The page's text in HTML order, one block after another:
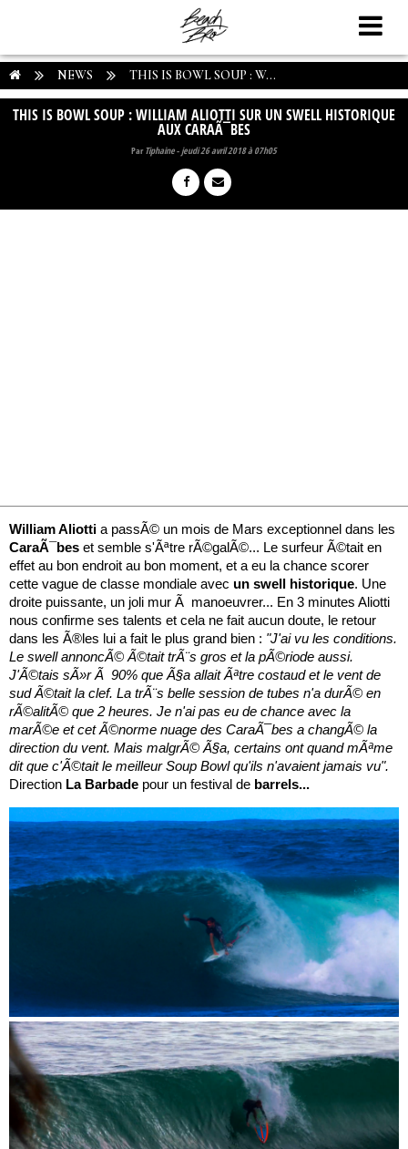
NEWS THIS IS BOWL SOUP : W...
THIS IS BOWL SOUP : WILLIAM ALIOTTI SUR UN SWELL HISTORIQUE
AUX CARAÃ¯BES
ParTiphaine-jeudi 26 avril 2018 à 07h05
William Aliotti a passÃ© un mois de Mars exceptionnel dans les
CaraÃ¯bes et semble s'Ãªtre rÃ©galÃ©... Le surfeur Ã©tait en
effet au bon endroit au bon moment, et a eu la chance scorer
cette vague de classe mondiale avec un swell historique. Une
droite puissante, un joli mur Ã manoeuvrer... En 3 minutes Aliotti
nous confirme ses talents et cela ne fait aucun doute, le retour
dans les Ã®les lui a fait le plus grand bien : "J'ai vu les conditions.
Le swell annoncÃ© Ã©tait trÃ¨s gros et la pÃ©riode aussi.
J'Ã©tais sÃ»r Ã 90% que Ã§a allait Ãªtre costaud et le vent de
sud Ã©tait la clef. La trÃ¨s belle session de tubes n'a durÃ© en
rÃ©alitÃ© que 2 heures. Je n'ai pas eu de chance avec la
marÃ©e et cet Ã©norme nuage des CaraÃ¯bes a changÃ© la
direction du vent. Mais malgrÃ© Ã§a, certains ont quand mÃªme
dit que c'Ã©tait le meilleur Soup Bowl qu'ils n'avaient jamais vu".
Direction La Barbade pour un festival de barrels...